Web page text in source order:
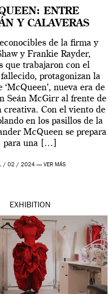
ENTRE
Y CALAVERAS
de la firma y
y Frankie Rayder,
que trabajaron con el
protagonizan la
‘McQueen’, nueva era de
Seán McGirr al frente de
creativa. Con el viento de
en los pasillos de la
McQueen se prepara
para una […]
/ 02 / 2024 — VER MÁS
EXHIBITION